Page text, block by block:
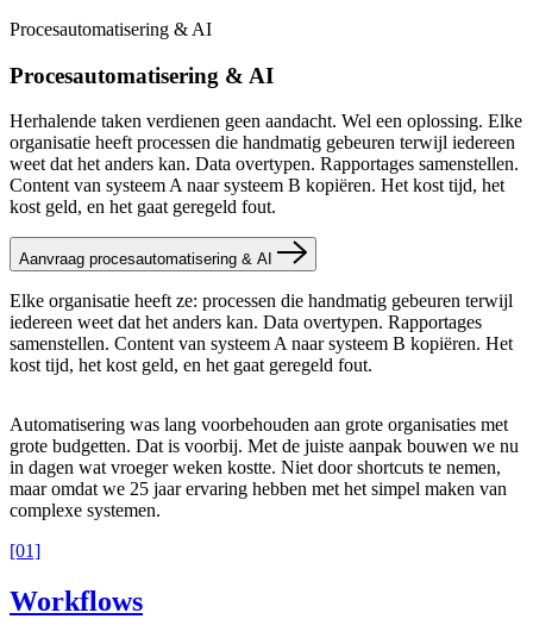
Procesautomatisering & AI
Procesautomatisering & AI
Herhalende taken verdienen geen aandacht. Wel een oplossing. Elke
organisatie heeft processen die handmatig gebeuren terwijl iedereen
weet dat het anders kan. Data overtypen. Rapportages samenstellen.
Content van systeem A naar systeem B kopiëren. Het kost tijd, het
kost geld, en het gaat geregeld fout.
Aanvraag procesautomatisering & AI
Elke organisatie heeft ze: processen die handmatig gebeuren terwijl
iedereen weet dat het anders kan. Data overtypen. Rapportages
samenstellen. Content van systeem A naar systeem B kopiëren. Het
kost tijd, het kost geld, en het gaat geregeld fout.
Automatisering was lang voorbehouden aan grote organisaties met
grote budgetten. Dat is voorbij. Met de juiste aanpak bouwen we nu
in dagen wat vroeger weken kostte. Niet door shortcuts te nemen,
maar omdat we 25 jaar ervaring hebben met het simpel maken van
complexe systemen.
[01]
Workflows